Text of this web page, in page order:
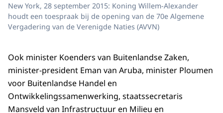
New York, 28 september 2015: Koning Willem-Alexander
houdt een toespraak bij de opening van de 70e Algemene
Vergadering van de Verenigde Naties (AVVN)
Ook minister Koenders van Buitenlandse Zaken,
minister-president Eman van Aruba, minister Ploumen
voor Buitenlandse Handel en
Ontwikkelingssamenwerking, staatssecretaris
Mansveld van Infrastructuur en Milieu en